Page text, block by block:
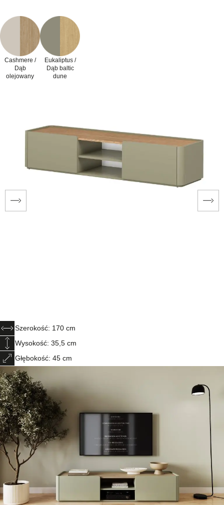
Cashmere /
Dąb
olejowany
Eukaliptus /
Dąb baltic
dune
Szerokość: 170 cm
Wysokość: 35,5 cm
Głębokość: 45 cm